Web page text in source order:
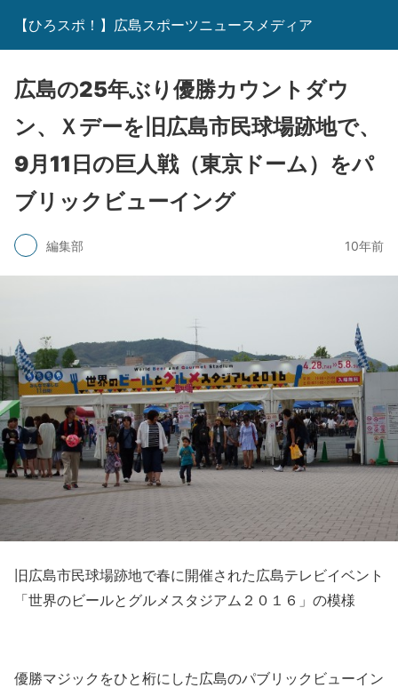
【ひろスポ！】広島スポーツニュースメディア
広島の25年ぶり優勝カウントダウ
ン、Ｘデーを旧広島市民球場跡地で、
9月11日の巨人戦（東京ドーム）をパ
ブリックビューイング
編集部 10年前
旧広島市民球場跡地で春に開催された広島テレビイベント
「世界のビールとグルメスタジアム２０１６」の模様
優勝マジックをひと桁にした広島のパブリックビューイン